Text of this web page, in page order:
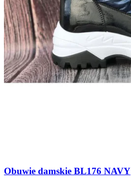
Obuwie damskie BL176 NAVY